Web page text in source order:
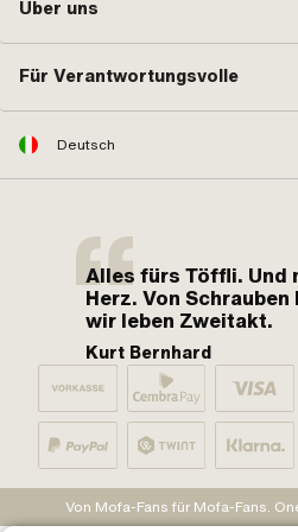
Über uns
Für Verantwortungsvolle
Deutsch
Alles fürs Töffli. Und
Herz. Von
wir leben Zweitakt.
Kurt Bernhard
Von Mofa-Fans für Mofa-Fans.